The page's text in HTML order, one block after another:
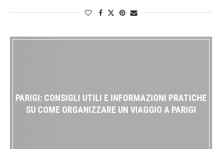
PARIGI: CONSIGLI UTILI E INFORMAZIONI PRATICHE
SU COME ORGANIZZARE UN VIAGGIO A PARIGI